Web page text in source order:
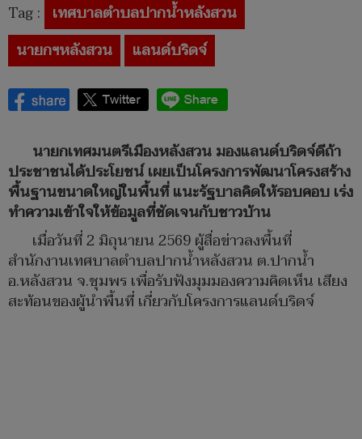
Tag : เทศบาลตำบลปากน้ำหลังสวน
นายกฯหลังสวน
แลนด์บริดจ์
นายกเทศมนตรีเมืองหลังสวน มองแลนด์บริดจ์ดีถ้า
ประชาชนได้ประโยชน์ เผยเป็นโครงการพัฒนาโครงสร้าง
พื้นฐานขนาดใหญ่ในพื้นที่ แนะรัฐบาลคิดให้รอบคอบ เร่ง
ทำความเข้าใจให้ข้อมูลที่ชัดเจนกับชาวบ้าน
เมื่อวันที่ 2 มิถุนายน 2569 ผู้สื่อข่าวลงพื้นที่
สำนักงานเทศบาลตำบลปากน้ำหลังสวน ต.ปากน้ำ
อ.หลังสวน จ.ชุมพร เพื่อรับฟังมุมมองความคิดเห็น เสียง
สะท้อนของผู้นำพื้นที่ เกี่ยวกับโครงการแลนด์บริดจ์